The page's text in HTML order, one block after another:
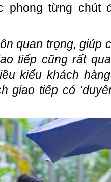
phong từng chút
quan trọng, giúp
tiếp cũng rất
kiểu khách
giao tiếp có